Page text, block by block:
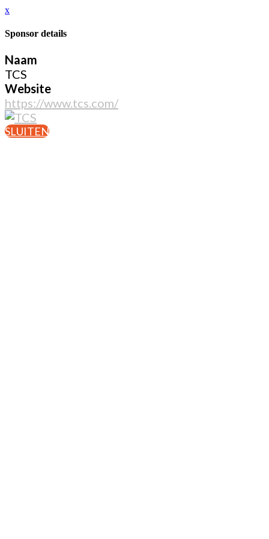
x
Sponsor details
Naam
TCS
Website
https://www.tcs.com/
SLUITEN